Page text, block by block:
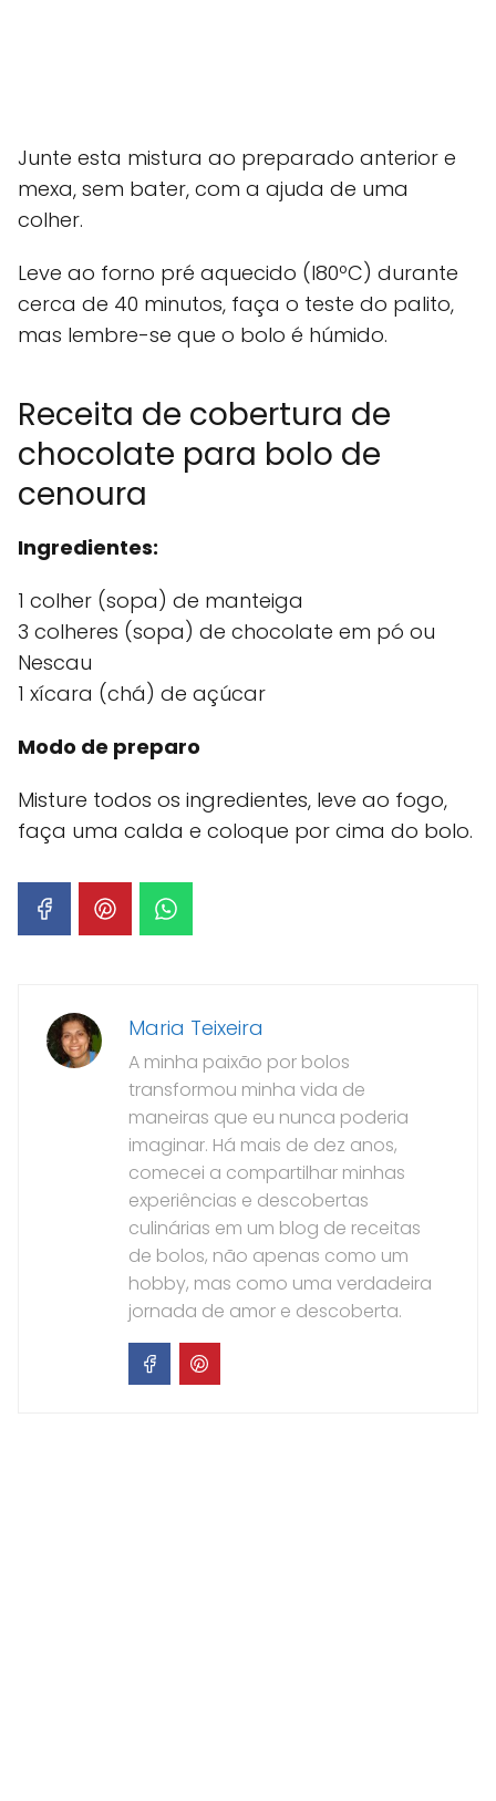
Junte esta mistura ao preparado anterior e
mexa, sem bater, com a ajuda de uma
colher.
Leve ao forno pré aquecido (l80ºC) durante
cerca de 40 minutos, faça o teste do palito,
mas lembre-se que o bolo é húmido.
Receita de cobertura de
chocolate para bolo de
cenoura
Ingredientes:
1 colher (sopa) de manteiga
3 colheres (sopa) de chocolate em pó ou
Nescau
1 xícara (chá) de açúcar
Modo de preparo
Misture todos os ingredientes, leve ao fogo,
faça uma calda e coloque por cima do bolo.
Maria Teixeira
A minha paixão por bolos
transformou minha vida de
maneiras que eu nunca poderia
imaginar. Há mais de dez anos,
comecei a compartilhar minhas
experiências e descobertas
culinárias em um blog de receitas
de bolos, não apenas como um
hobby, mas como uma verdadeira
jornada de amor e descoberta.